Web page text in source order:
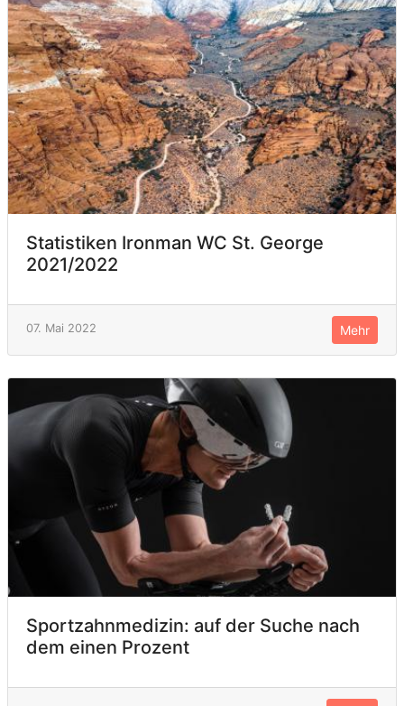
Statistiken Ironman WC St. George
2021/2022
07. Mai 2022 Mehr
Sportzahnmedizin: auf der Suche nach
dem einen Prozent